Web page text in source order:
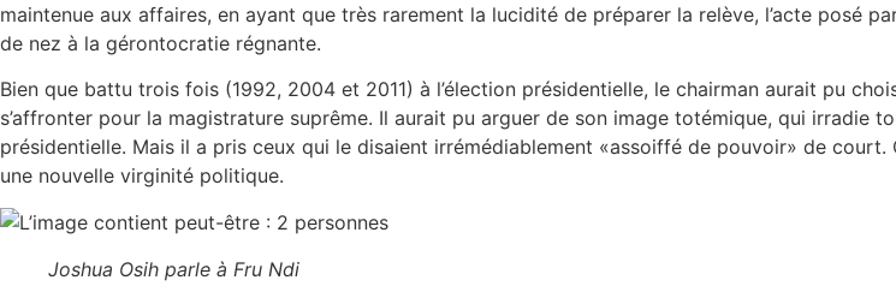
maintenue aux affaires, en ayant que très rarement la lucidité de préparer la relève, l’acte posé
de nez à la gérontocratie régnante.
Bien que battu trois fois (1992, 2004 et 2011) à l’élection présidentielle, le chairman aurait pu
s’affronter pour la magistrature suprême. Il aurait pu arguer de son image totémique, qui irradie
présidentielle. Mais il a pris ceux qui le disaient irrémédiablement «assoiffé de pouvoir» de
une nouvelle virginité politique.
Joshua Osih parle à Fru Ndi